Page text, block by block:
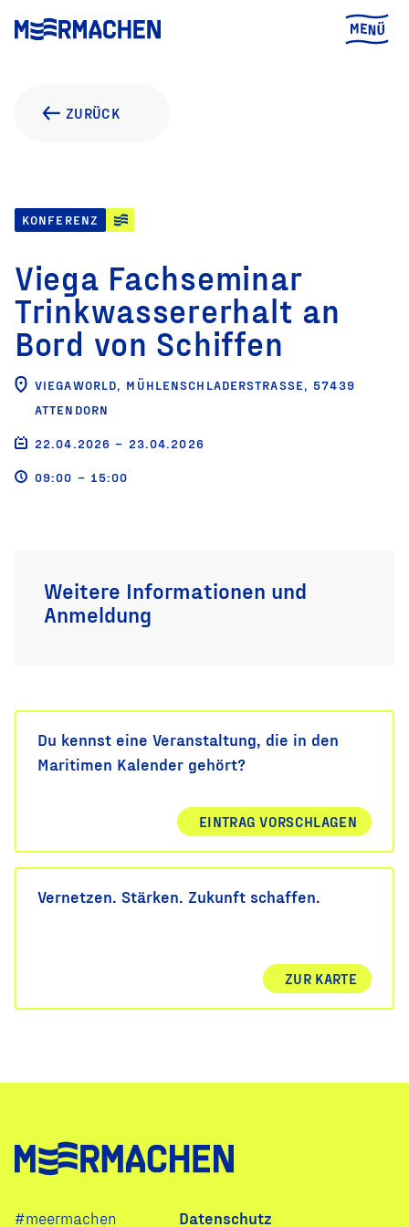
ZURÜCK
KONFERENZ
Viega Fachseminar
Trinkwassererhalt an
Bord von Schiffen
VIEGAWORLD, MÜHLENSCHLADERSTRASSE, 57439 A
TTENDORN
22.04.2026 – 23.04.2026
09:00 – 15:00
Weitere Informationen und
Anmeldung
Du kennst eine Veranstaltung, die in den
Maritimen Kalender gehört?
EINTRAG VORSCHLAGEN
Vernetzen. Stärken. Zukunft schaffen.
ZUR KARTE
#meermachen Navigation
Datenschutz